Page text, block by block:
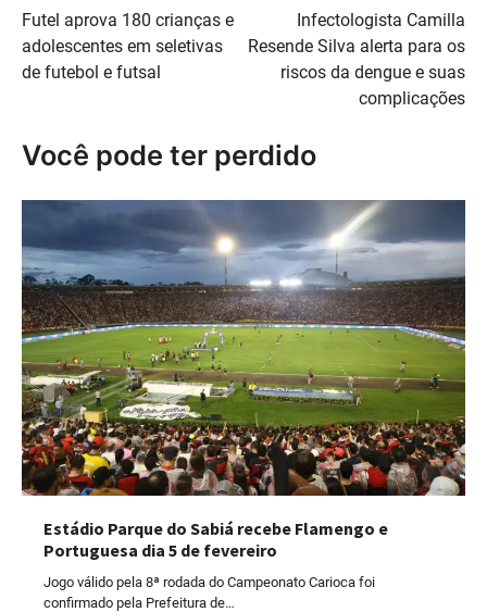
de
Post
Futel aprova 180 crianças e
adolescentes em seletivas
de futebol e futsal
Infectologista Camilla
Resende Silva alerta para os
riscos da dengue e suas
complicações
Você pode ter perdido
Estádio Parque do Sabiá recebe Flamengo e
Portuguesa dia 5 de fevereiro
Jogo válido pela 8ª rodada do Campeonato Carioca foi
confirmado pela Prefeitura de…